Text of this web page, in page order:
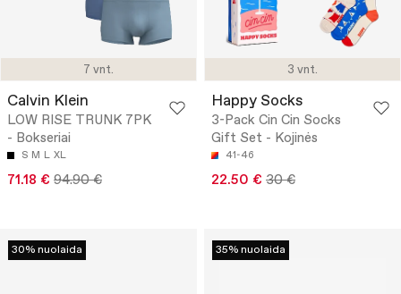
7 vnt.
Calvin Klein
LOW RISE TRUNK 7PK
- Bokseriai
S M L XL
71.18 € 94.90 €
3 vnt.
Happy Socks
3-Pack Cin Cin Socks
Gift Set - Kojinės
41-46
22.50 € 30 €
30% nuolaida 35% nuolaida